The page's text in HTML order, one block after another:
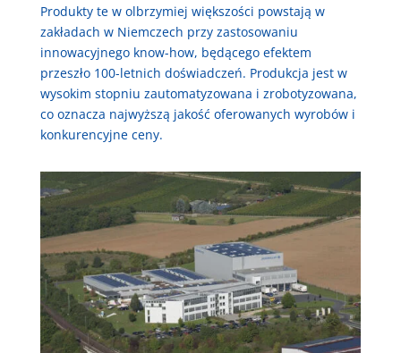
Produkty te w olbrzymiej większości powstają w
zakładach w Niemczech przy zastosowaniu
innowacyjnego know-how, będącego efektem
przeszło 100-letnich doświadczeń. Produkcja jest w
wysokim stopniu zautomatyzowana i zrobotyzowana,
co oznacza najwyższą jakość oferowanych wyrobów i
konkurencyjne ceny.